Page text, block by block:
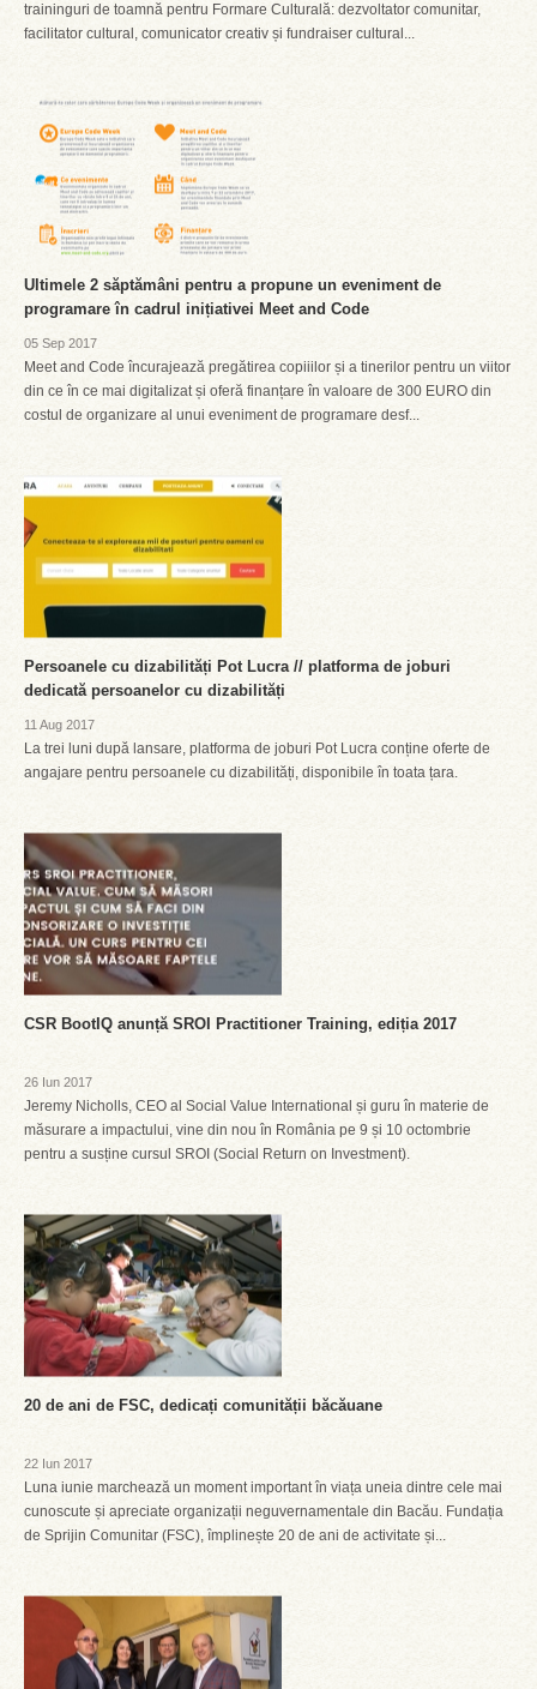
traininguri de toamnă pentru Formare Culturală: dezvoltator comunitar,
facilitator cultural, comunicator creativ și fundraiser cultural...
Ultimele 2 săptămâni pentru a propune un eveniment de
programare în cadrul inițiativei Meet and Code
05 Sep 2017
Meet and Code încurajează pregătirea copiiilor și a tinerilor pentru un viitor
din ce în ce mai digitalizat și oferă finanțare în valoare de 300 EURO din
costul de organizare al unui eveniment de programare desf...
Persoanele cu dizabilități Pot Lucra // platforma de joburi
dedicată persoanelor cu dizabilități
11 Aug 2017
La trei luni după lansare, platforma de joburi Pot Lucra conține oferte de
angajare pentru persoanele cu dizabilități, disponibile în toata țara.
CSR BootIQ anunță SROI Practitioner Training, ediția 2017
26 Iun 2017
Jeremy Nicholls, CEO al Social Value International și guru în materie de
măsurare a impactului, vine din nou în România pe 9 și 10 octombrie
pentru a susține cursul SROI (Social Return on Investment).
20 de ani de FSC, dedicați comunității băcăuane
22 Iun 2017
Luna iunie marchează un moment important în viața uneia dintre cele mai
cunoscute și apreciate organizații neguvernamentale din Bacău. Fundația
de Sprijin Comunitar (FSC), împlinește 20 de ani de activitate și...